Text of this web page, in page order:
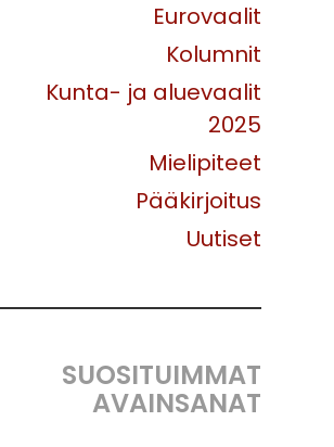
Eurovaalit
Kolumnit
Kunta- ja aluevaalit
2025
Mielipiteet
Pääkirjoitus
Uutiset
SUOSITUIMMAT
AVAINSANAT